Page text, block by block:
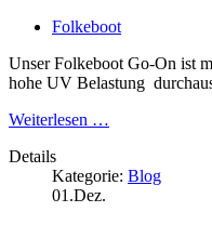
Folkeboot
Unser Folkeboot Go-On ist
hohe UV Belastung
Weiterlesen …
Details
Kategorie: Blog
01.Dez.